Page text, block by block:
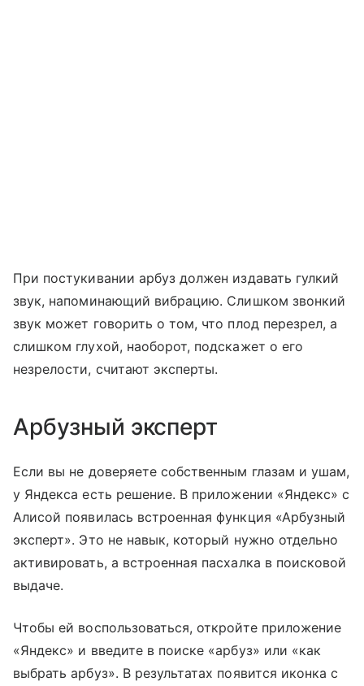
При постукивании арбуз должен издавать гулкий
звук, напоминающий вибрацию. Слишком звонкий
звук может говорить о том, что плод перезрел, а
слишком глухой, наоборот, подскажет о его
незрелости, считают эксперты.
Арбузный эксперт
Если вы не доверяете собственным глазам и ушам,
у Яндекса есть решение. В приложении «Яндекс» с
Алисой появилась встроенная функция «Арбузный
эксперт». Это не навык, который нужно отдельно
активировать, а встроенная пасхалка в поисковой
выдаче.
Чтобы ей воспользоваться, откройте приложение
«Яндекс» и введите в поиске «арбуз» или «как
выбрать арбуз». В результатах появится иконка с